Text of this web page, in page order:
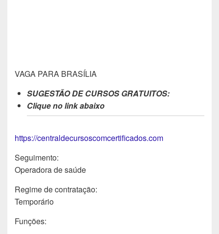
VAGA PARA BRASÍLIA
SUGESTÃO DE CURSOS GRATUITOS:
Clique no link abaixo
https://centraldecursoscomcertificados.com
Seguimento:
Operadora de saúde
Regime de contratação:
Temporário
Funções: